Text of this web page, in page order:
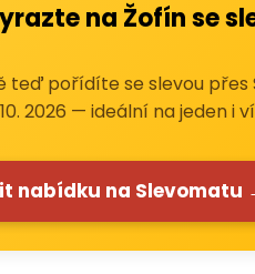
na Žofín se
teď pořídíte se slevou
2026 — ideální na jeden i
nabídku na Slevomatu